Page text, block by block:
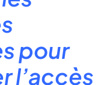
pour
l’accès